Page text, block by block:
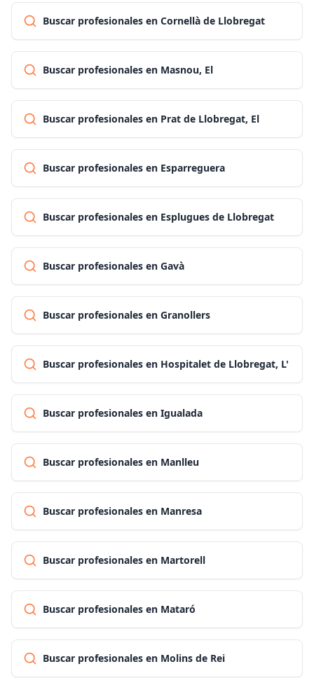
Buscar profesionales en Cornellà de Llobregat
Buscar profesionales en Masnou, El
Buscar profesionales en Prat de Llobregat, El
Buscar profesionales en Esparreguera
Buscar profesionales en Esplugues de Llobregat
Buscar profesionales en Gavà
Buscar profesionales en Granollers
Buscar profesionales en Hospitalet de Llobregat, L'
Buscar profesionales en Igualada
Buscar profesionales en Manlleu
Buscar profesionales en Manresa
Buscar profesionales en Martorell
Buscar profesionales en Mataró
Buscar profesionales en Molins de Rei